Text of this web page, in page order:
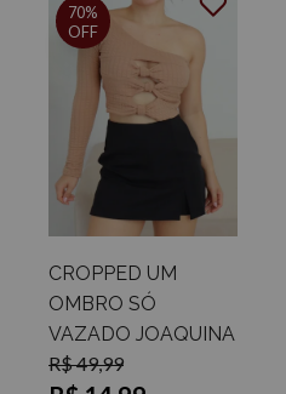
CROPPED UM
OMBRO SÓ
VAZADO JOAQUINA
R$ 49,99
70%
OFF